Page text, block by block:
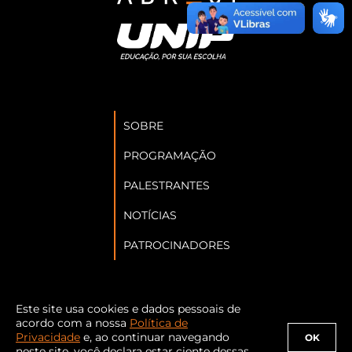
SOBRE
PROGRAMAÇÃO
PALESTRANTES
NOTÍCIAS
PATROCINADORES
Siga a Abraji nas redes sociais:
Este site usa cookies e dados pessoais de
acordo com a nossa Política de
Privacidade e, ao continuar navegando
OK